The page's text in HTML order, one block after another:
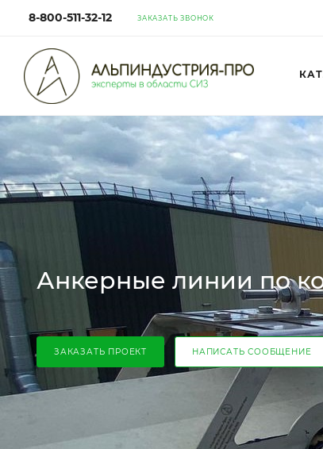
8-800-511-32-12 ЗАКАЗАТЬ ЗВОНОК
Анкерные линии по
ЗАКАЗАТЬ ПРОЕКТ НАПИСАТЬ СООБЩЕНИЕ